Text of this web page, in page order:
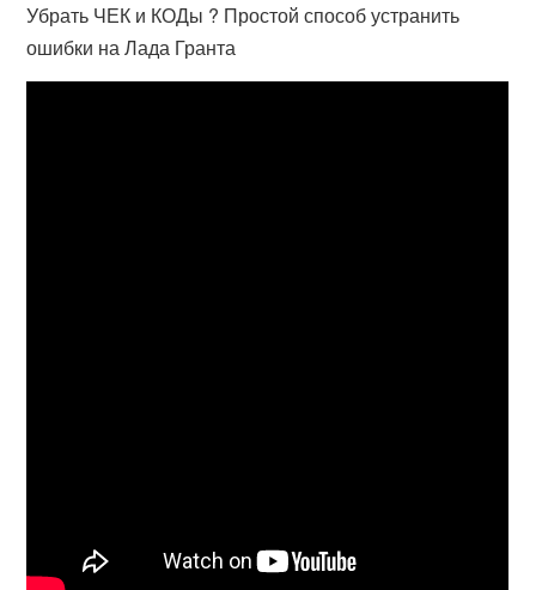
Убрать ЧЕК и КОДы ? Простой способ устранить
ошибки на Лада Гранта